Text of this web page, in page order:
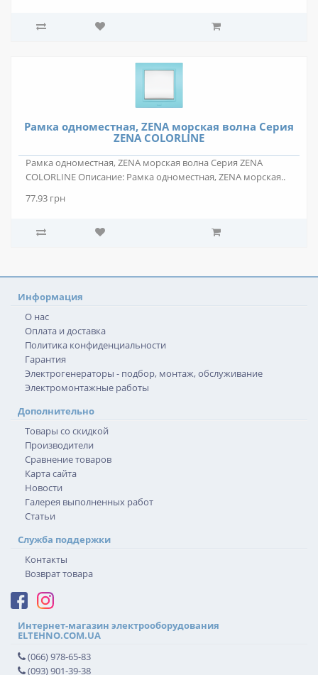
Рамка одноместная, ZENA морская волна Серия
ZENA COLORLINE
Рамка одноместная, ZENA морская волна Серия ZENA
COLORLINE Описание: Рамка одноместная, ZENA морская..
77.93 грн
Информация
О нас
Оплата и доставка
Политика конфиденциальности
Гарантия
Электрогенераторы - подбор, монтаж, обслуживание
Электромонтажные работы
Дополнительно
Товары со скидкой
Производители
Сравнение товаров
Карта сайта
Новости
Галерея выполненных работ
Статьи
Служба поддержки
Контакты
Возврат товара
Интернет-магазин электрооборудования
ELTEHNO.COM.UA
(066) 978-65-83
(093) 901-39-38